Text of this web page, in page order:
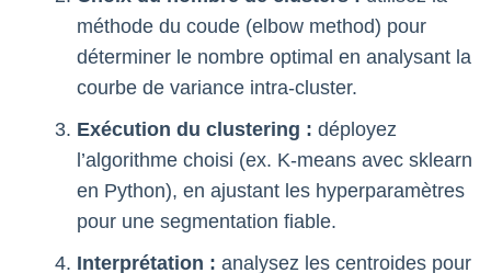
méthode du coude (elbow method) pour
déterminer le nombre optimal en analysant la
courbe de variance intra-cluster.
Exécution du clustering : déployez
l’algorithme choisi (ex. K-means avec sklearn
en Python), en ajustant les hyperparamètres
pour une segmentation fiable.
Interprétation : analysez les centroides pour